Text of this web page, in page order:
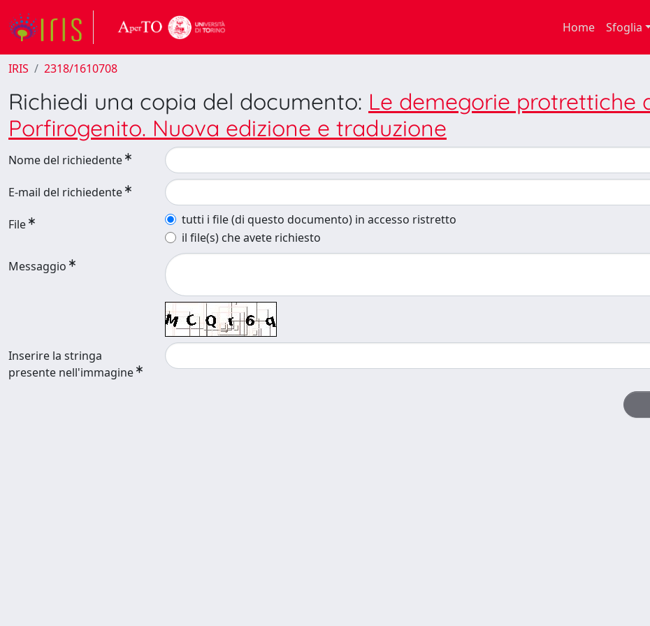
Home Sfoglia
IRIS 2318/1610708
Richiedi una copia del documento: Le demegorie protrettiche
Porfirogenito. Nuova edizione e traduzione
Nome del richiedente
E-mail del richiedente
File
tutti i file (di questo documento) in accesso ristretto
il file(s) che avete richiesto
Messaggio
Inserire la stringa
presente nell'immagine